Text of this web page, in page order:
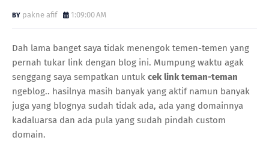
pakne afif 1:09:00 AM
Dah lama banget saya tidak menengok temen-temen yang
pernah tukar link dengan blog ini. Mumpung waktu agak
senggang saya sempatkan untuk cek link teman-teman
ngeblog.. hasilnya masih banyak yang aktif namun banyak
juga yang blognya sudah tidak ada, ada yang domainnya
kadaluarsa dan ada pula yang sudah pindah custom
domain.